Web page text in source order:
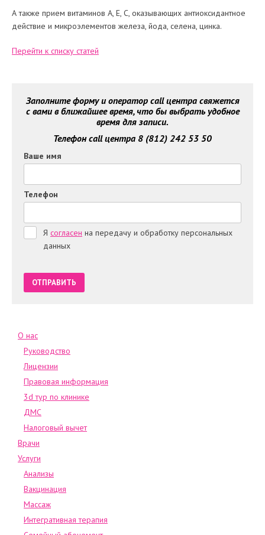
О нас
Руководство
Лицензии
Правовая информация
3d тур по клинике
ДМС
Налоговый вычет
Врачи
Услуги
Анализы
Вакцинация
Массаж
Интегративная терапия
А также прием витаминов А, Е, С, оказывающих антиоксидантное
действие и микроэлементов железа, йода, селена, цинка.
Перейти к списку статей
Заполните форму и оператор call центра свяжется
с вами в ближайшее время, что бы выбрать удобное
время для записи.
Телефон call центра 8 (812) 242 53 50
Ваше имя
Телефон
Я согласен на передачу и обработку персональных
данных